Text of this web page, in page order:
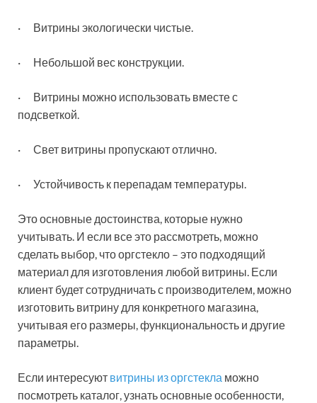
· Витрины экологически чистые.
· Небольшой вес конструкции.
· Витрины можно использовать вместе с
подсветкой.
· Свет витрины пропускают отлично.
· Устойчивость к перепадам температуры.
Это основные достоинства, которые нужно
учитывать. И если все это рассмотреть, можно
сделать выбор, что оргстекло – это подходящий
материал для изготовления любой витрины. Если
клиент будет сотрудничать с производителем, можно
изготовить витрину для конкретного магазина,
учитывая его размеры, функциональность и другие
параметры.
Если интересуют витрины из оргстекла можно
посмотреть каталог, узнать основные особенности,